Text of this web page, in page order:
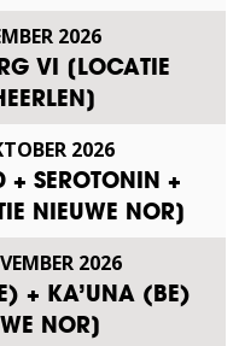
2026
VI [LOCATIE
2026
SEROTONIN +
NIEUWE NOR]
2026
+ KA’UNA (BE)
NOR]